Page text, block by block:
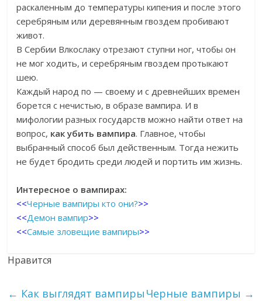
раскаленным до температуры кипения и после этого
серебряным или деревянным гвоздем пробивают
живот.
В Сербии Влкослаку отрезают ступни ног, чтобы он
не мог ходить, и серебряным гвоздем протыкают
шею.
Каждый народ по — своему и с древнейших времен
борется с нечистью, в образе вампира. И в
мифологии разных государств можно найти ответ на
вопрос, как убить вампира. Главное, чтобы
выбранный способ был действенным. Тогда нежить
не будет бродить среди людей и портить им жизнь.
Интересное о вампирах:
<<Черные вампиры кто они?>>
<<Демон вампир>>
<<Самые зловещие вампиры>>
Нравится
← Как выглядят вампиры Черные вампиры →